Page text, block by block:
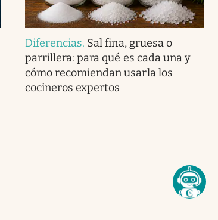
Diferencias. Sal fina, gruesa o
parrillera: para qué es cada una y
cómo recomiendan usarla los
cocineros expertos